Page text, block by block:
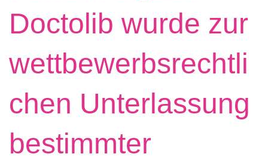
Doctolib wurde zur
wettbewerbsrechtli
chen Unterlassung
bestimmter